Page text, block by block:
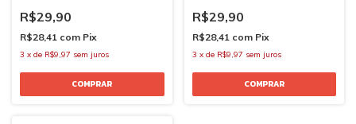
R$29,90
R$28,41 com Pix
3 x de R$9,97 sem juros
R$29,90
R$28,41 com Pix
3 x de R$9,97 sem juros